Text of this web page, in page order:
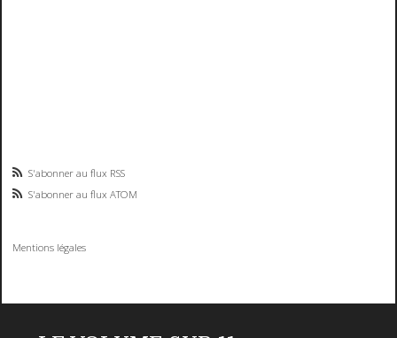
S'abonner au flux RSS
S'abonner au flux ATOM
Mentions légales